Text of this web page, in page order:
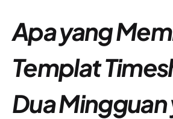
Apa yang
Templat
Dua Mingguan